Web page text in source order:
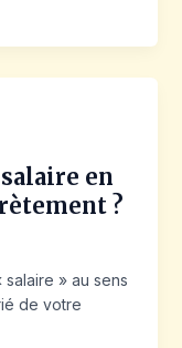
en
?
» au sens
de votre